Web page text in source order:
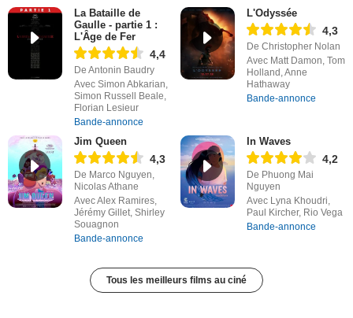
La Bataille de
Gaulle - partie 1 :
L'Âge de Fer
4,4
De Antonin Baudry
Avec Simon Abkarian,
Simon Russell Beale,
Florian Lesieur
Bande-annonce
L'Odyssée
4,3
De Christopher Nolan
Avec Matt Damon, Tom
Holland, Anne
Hathaway
Bande-annonce
Jim Queen
4,3
De Marco Nguyen,
Nicolas Athane
Avec Alex Ramires,
Jérémy Gillet, Shirley
Souagnon
Bande-annonce
In Waves
4,2
De Phuong Mai
Nguyen
Avec Lyna Khoudri,
Paul Kircher, Rio Vega
Bande-annonce
Tous les meilleurs films au ciné